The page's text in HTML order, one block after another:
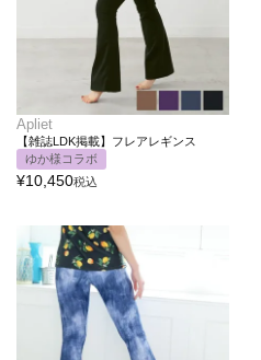
Apliet
【雑誌LDK掲載】フレアレギンス
ゆか様コラボ
¥10,450税込